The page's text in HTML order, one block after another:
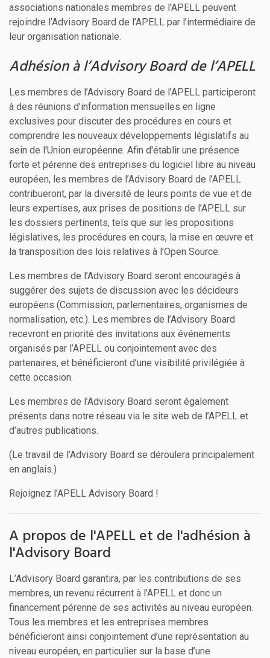
associations nationales membres de l'APELL peuvent
rejoindre l’Advisory Board de l’APELL par l’intermédiaire de
leur organisation nationale.
Adhésion à l’Advisory Board de l’APELL
Les membres de l’Advisory Board de l’APELL participeront
à des réunions d’information mensuelles en ligne
exclusives pour discuter des procédures en cours et
comprendre les nouveaux développements législatifs au
sein de l'Union européenne. Afin d'établir une présence
forte et pérenne des entreprises du logiciel libre au niveau
européen, les membres de l’Advisory Board de l’APELL
contribueront, par la diversité de leurs points de vue et de
leurs expertises, aux prises de positions de l’APELL sur
les dossiers pertinents, tels que sur les propositions
législatives, les procédures en cours, la mise en œuvre et
la transposition des lois relatives à l’Open Source.
Les membres de l’Advisory Board seront encouragés à
suggérer des sujets de discussion avec les décideurs
européens (Commission, parlementaires, organismes de
normalisation, etc.). Les membres de l’Advisory Board
recevront en priorité des invitations aux événements
organisés par l’APELL ou conjointement avec des
partenaires, et bénéficieront d’une visibilité privilégiée à
cette occasion.
Les membres de l’Advisory Board seront également
présents dans notre réseau via le site web de l’APELL et
d’autres publications.
(Le travail de l’Advisory Board se déroulera principalement
en anglais.)
Rejoignez l’APELL Advisory Board !
A propos de l'APELL et de l'adhésion à
l'Advisory Board
L’Advisory Board garantira, par les contributions de ses
membres, un revenu récurrent à l'APELL et donc un
financement pérenne de ses activités au niveau européen.
Tous les membres et les entreprises membres
bénéficieront ainsi conjointement d’une représentation au
niveau européen, en particulier sur la base d’une